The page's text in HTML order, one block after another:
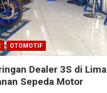
OTOMOTIF
Dealer 3S di Lima
Sepeda Motor